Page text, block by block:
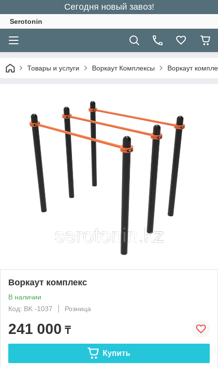
Сегодня новый завоз!
Serotonin
Товары и услуги Воркаут Комплексы Воркаут
Воркаут комплекс
В наличии
Код: BK -1037
Розница
241 000 ₸
Купить